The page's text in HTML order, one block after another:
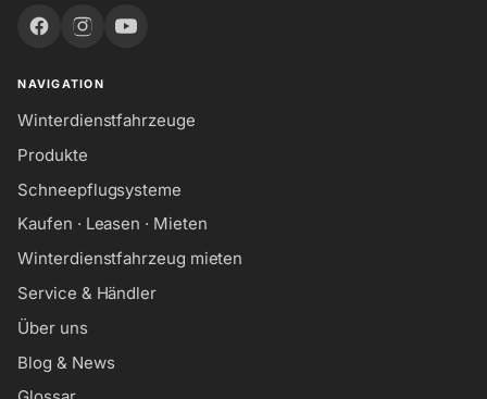
NAVIGATION
Winterdienstfahrzeuge
Produkte
Schneepflugsysteme
Kaufen · Leasen · Mieten
Winterdienstfahrzeug mieten
Service & Händler
Über uns
Blog & News